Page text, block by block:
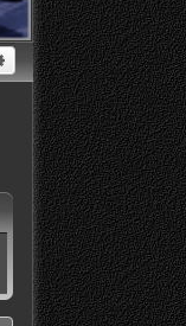
Erweiterte Suche